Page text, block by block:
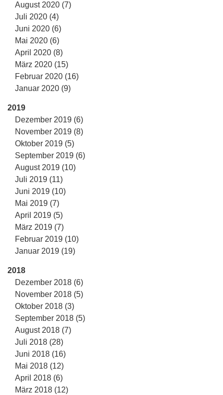
August 2020 (7)
Juli 2020 (4)
Juni 2020 (6)
Mai 2020 (6)
April 2020 (8)
März 2020 (15)
Februar 2020 (16)
Januar 2020 (9)
2019
Dezember 2019 (6)
November 2019 (8)
Oktober 2019 (5)
September 2019 (6)
August 2019 (10)
Juli 2019 (11)
Juni 2019 (10)
Mai 2019 (7)
April 2019 (5)
März 2019 (7)
Februar 2019 (10)
Januar 2019 (19)
2018
Dezember 2018 (6)
November 2018 (5)
Oktober 2018 (3)
September 2018 (5)
August 2018 (7)
Juli 2018 (28)
Juni 2018 (16)
Mai 2018 (12)
April 2018 (6)
März 2018 (12)